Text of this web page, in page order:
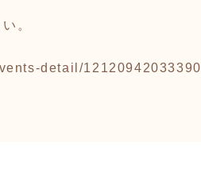
。
detail/12120942033390